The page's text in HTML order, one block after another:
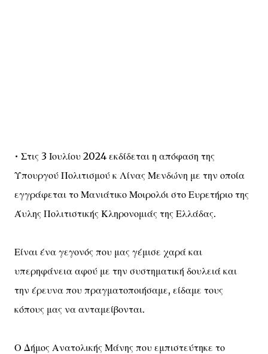
• Στις 3 Ιουλίου 2024 εκδίδεται η απόφαση της
Υπουργού Πολιτισμού κ Λίνας Μενδώνη με την οποία
εγγράφεται το Μανιάτικο Μοιρολόι στο Ευρετήριο της
Άυλης Πολιτιστικής Κληρονομιάς της Ελλάδας.
Είναι ένα γεγονός που μας γέμισε χαρά και
υπερηφάνεια αφού με την συστηματική δουλειά και
την έρευνα που πραγματοποιήσαμε, είδαμε τους
κόπους μας να ανταμείβονται.
Ο Δήμος Ανατολικής Μάνης που εμπιστεύτηκε το